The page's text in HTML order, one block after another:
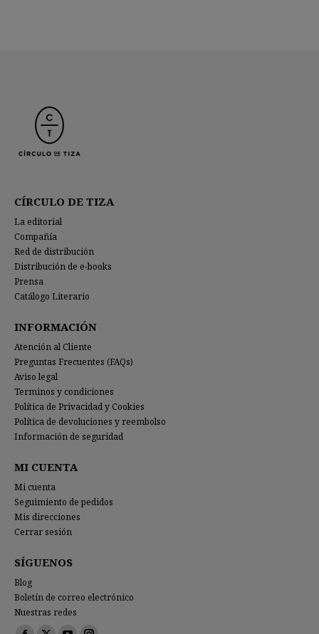
CÍRCULO DE TIZA
La editorial
Compañía
Red de distribución
Distribución de e-books
Prensa
Catálogo Literario
INFORMACIÓN
Atención al Cliente
Preguntas Frecuentes (FAQs)
Aviso legal
Terminos y condiciones
Política de Privacidad y Cookies
Política de devoluciones y reembolso
Información de seguridad
MI CUENTA
Mi cuenta
Seguimiento de pedidos
Mis direcciones
Cerrar sesión
SÍGUENOS
Blog
Boletín de correo electrónico
Nuestras redes
Encuéntranos en: